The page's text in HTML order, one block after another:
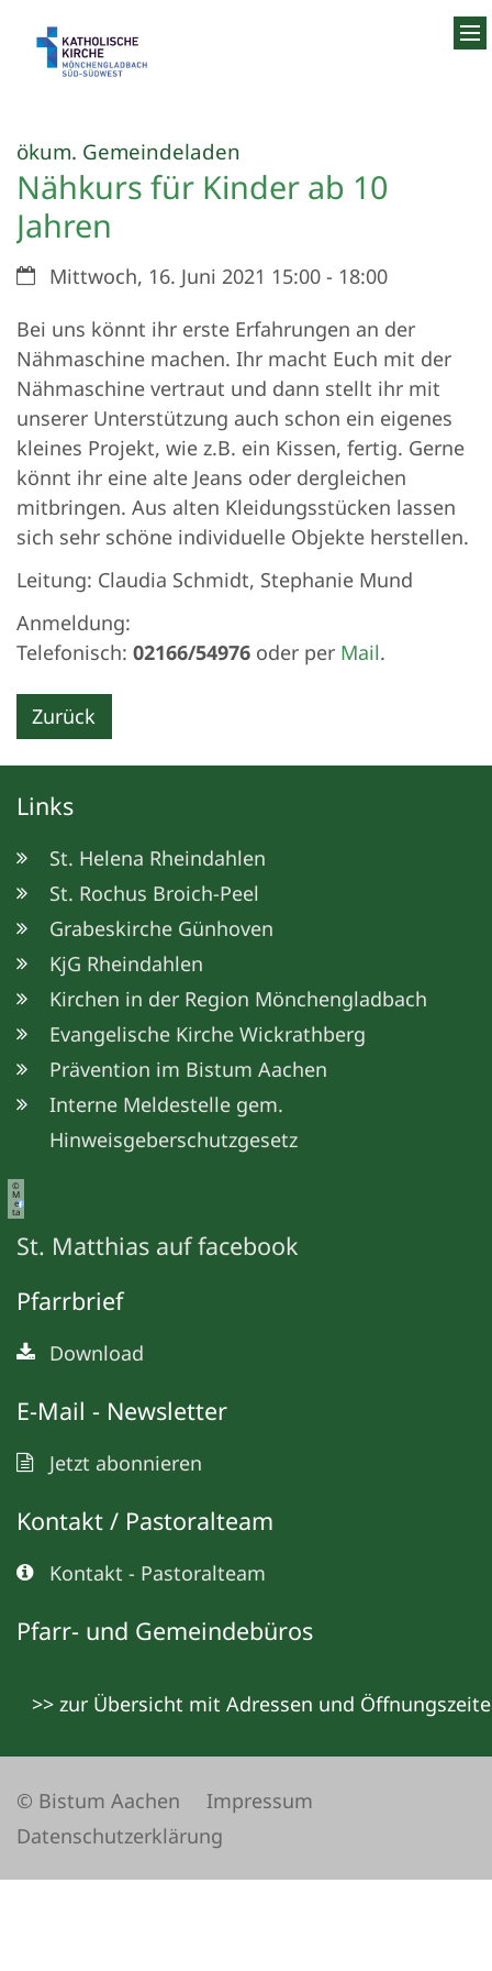
ökum. Gemeindeladen
Nähkurs für Kinder ab 10
Jahren
Datum:Mittwoch, 16. Juni 2021 15:00 - 18:00
Bei uns könnt ihr erste Erfahrungen an der
Nähmaschine machen. Ihr macht Euch mit der
Nähmaschine vertraut und dann stellt ihr mit
unserer Unterstützung auch schon ein eigenes
kleines Projekt, wie z.B. ein Kissen, fertig. Gerne
könnt ihr eine alte Jeans oder dergleichen
mitbringen. Aus alten Kleidungsstücken lassen
sich sehr schöne individuelle Objekte herstellen.
Leitung: Claudia Schmidt, Stephanie Mund
Anmeldung:
Telefonisch: 02166/54976 oder per Mail.
Zurück
Links
St. Helena Rheindahlen
St. Rochus Broich-Peel
Grabeskirche Günhoven
KjG Rheindahlen
Kirchen in der Region Mönchengladbach
Evangelische Kirche Wickrathberg
Prävention im Bistum Aachen
Interne Meldestelle gem.
Hinweisgeberschutzgesetz
©
M
e
ta
St. Matthias auf facebook
Pfarrbrief
Download
E-Mail - Newsletter
Jetzt abonnieren
Kontakt / Pastoralteam
Kontakt - Pastoralteam
Pfarr- und Gemeindebüros
>> zur Übersicht mit Adressen und
© Bistum Aachen
Impressum
Datenschutzerklärung